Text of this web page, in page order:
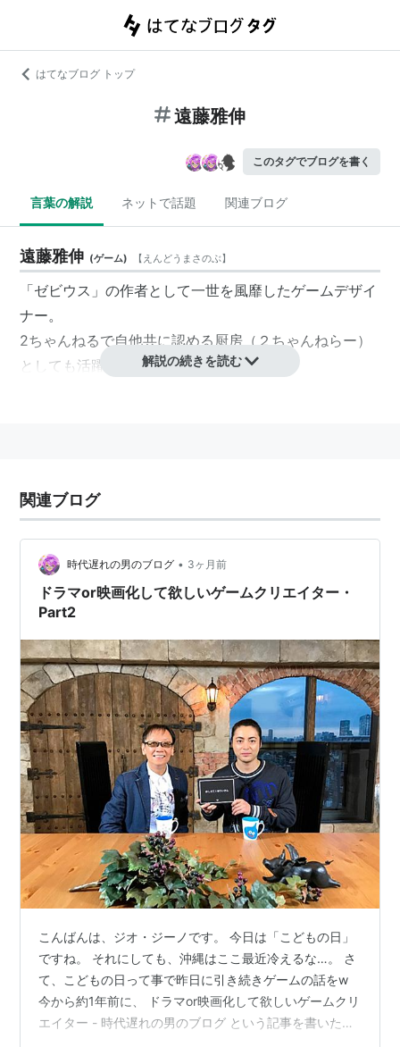
はてなブログ トップ
遠藤雅伸
このタグでブログを書く
言葉の解説 ネットで話題 関連ブログ
遠藤雅伸 (ゲーム) 【 えんどうまさのぶ】
「ゼビウス」の作者として一世を風靡したゲームデザイ
ナー。
2ちゃんねるで自他共に認める厨房（２ちゃんねらー）
としても活躍中。
ドルアーガの塔
イシターの復活
ファミリーサーキット
ケルナグール
いただきストリート
エアーズアドベンチャー
ＤＴ/ロード・オブ・ゲノム
他多数。
解説の続きを読む
関連ブログ
時代遅れの男のブログ • 3ヶ月前
ドラマor映画化して欲しいゲームクリエイター・
Part2
こんばんは、ジオ・ジーノです。 今日は「こどもの日」
ですね。 それにしても、沖縄はここ最近冷えるな…。 さ
て、こどもの日って事で昨日に引き続きゲームの話をw
今から約1年前に、 ドラマor映画化して欲しいゲームクリ
エイター - 時代遅れの男のブログ という記事を書いたの